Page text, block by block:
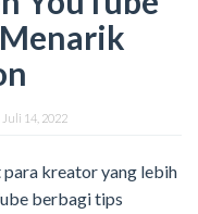
Juli 14, 2022
kreator yang lebih
berbagi tips